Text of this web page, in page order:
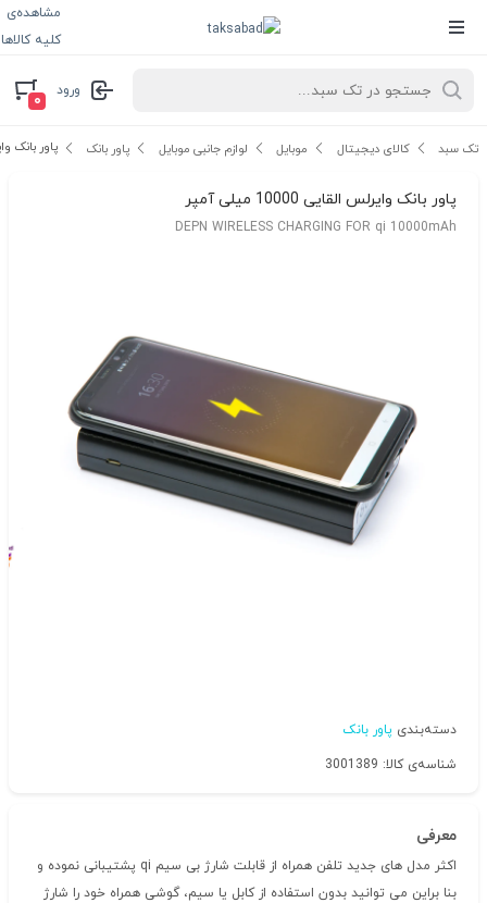
مشاهده‌ی
کلیه کالاها
ورود
۰
تک سبد کالای دیجیتال موبایل لوازم جانبی موبایل پاور بانک پاور بانک وایرلس
پاور بانک وایرلس القایی 10000 میلی آمپر
DEPN WIRELESS CHARGING FOR qi 10000mAh
دسته‌بندی پاور بانک
شناسه‌ی کالا: 3001389
معرفی
اکثر مدل های جدید تلفن همراه از قابلت شارژ بی سیم qi پشتیبانی نموده و
بنا براین می توانید بدون استفاده از کابل یا سیم، گوشی همراه خود را شارژ